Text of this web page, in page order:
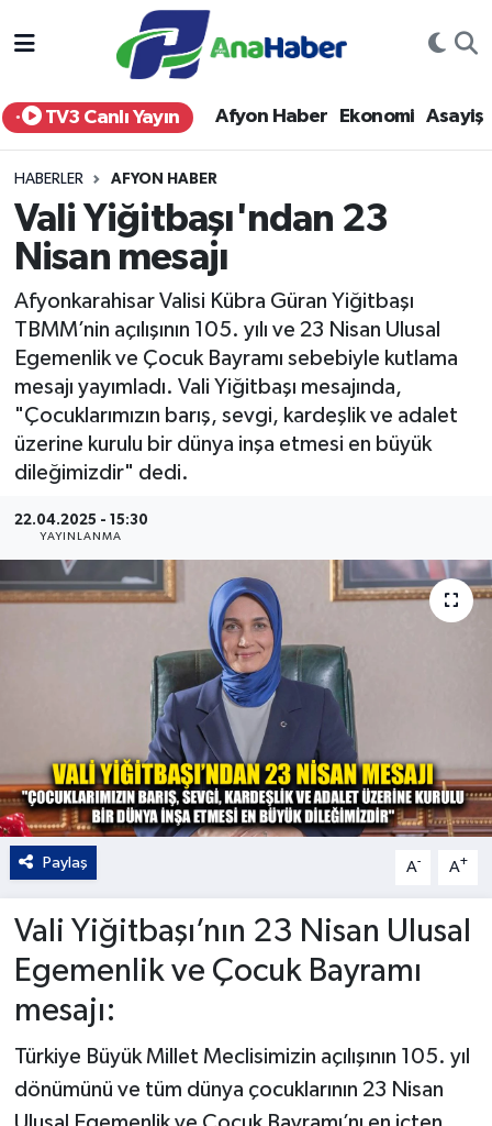
TV3 Canlı Yayın Afyon Haber Ekonomi Asayiş
HABERLER AFYON HABER
Vali Yiğitbaşı'ndan 23
Nisan mesajı
Afyonkarahisar Valisi Kübra Güran Yiğitbaşı
TBMM’nin açılışının 105. yılı ve 23 Nisan Ulusal
Egemenlik ve Çocuk Bayramı sebebiyle kutlama
mesajı yayımladı. Vali Yiğitbaşı mesajında,
"Çocuklarımızın barış, sevgi, kardeşlik ve adalet
üzerine kurulu bir dünya inşa etmesi en büyük
dileğimizdir" dedi.
22.04.2025 - 15:30
YAYINLANMA
Paylaş A- A+
Vali Yiğitbaşı’nın 23 Nisan Ulusal
Egemenlik ve Çocuk Bayramı
mesajı:
Türkiye Büyük Millet Meclisimizin açılışının 105. yıl
dönümünü ve tüm dünya çocuklarının 23 Nisan
Yurt Haber
Afyon Haber
Siyaset
Spor
Eğitim
Sağlık
Teknoloji
Kültür - Sanat
Yaşam
Afyonkarahisar Nöbetçi Eczaneler
Afyonkarahisar Hava Durumu
Afyonkarahisar Trafik Yoğunluk Haritası
Süper Lig Puan Durumu ve Fikstür
Tüm Manşetler
Son Dakika Haberleri
Haber Arşivi